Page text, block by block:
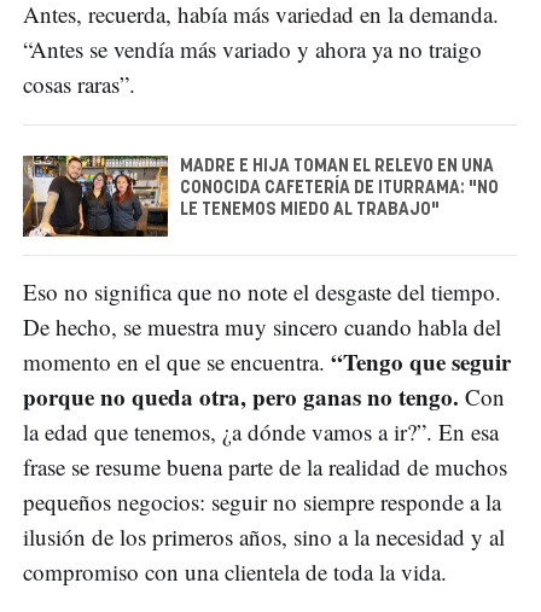
Antes, recuerda, había más variedad en la demanda.
“Antes se vendía más variado y ahora ya no traigo
cosas raras”.
MADRE E HIJA TOMAN EL RELEVO EN UNA
CONOCIDA CAFETERÍA DE ITURRAMA: "NO
LE TENEMOS MIEDO AL TRABAJO"
Eso no significa que no note el desgaste del tiempo.
De hecho, se muestra muy sincero cuando habla del
momento en el que se encuentra. “Tengo que seguir
porque no queda otra, pero ganas no tengo. Con
la edad que tenemos, ¿a dónde vamos a ir?”. En esa
frase se resume buena parte de la realidad de muchos
pequeños negocios: seguir no siempre responde a la
ilusión de los primeros años, sino a la necesidad y al
compromiso con una clientela de toda la vida.